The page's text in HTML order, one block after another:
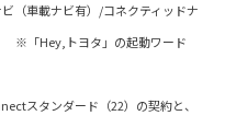
（車載ナビ有）/コネクティッドナ
※「Hey,トヨタ」の起動ワード
スタンダード（22）の契約と、